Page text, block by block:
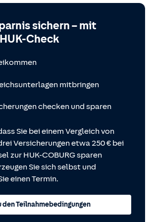
sichern – mit
Check
mitbringen
checken und sparen
Sie bei einem Vergleich von
Versicherungen etwa 250 € bei
zur HUK-COBURG sparen
Sie sich selbst und
einen Termin.
den Teilnahmebedingungen